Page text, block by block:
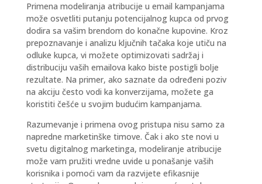
Primena modeliranja atribucije u email kampanjama
može osvetliti putanju potencijalnog kupca od prvog
dodira sa vašim brendom do konačne kupovine. Kroz
prepoznavanje i analizu ključnih tačaka koje utiču na
odluke kupca, vi možete optimizovati sadržaj i
distribuciju vaših emailova kako biste postigli bolje
rezultate. Na primer, ako saznate da određeni poziv
na akciju često vodi ka konverzijama, možete ga
koristiti češće u svojim budućim kampanjama.
Razumevanje i primena ovog pristupa nisu samo za
napredne marketinške timove. Čak i ako ste novi u
svetu digitalnog marketinga, modeliranje atribucije
može vam pružiti vredne uvide u ponašanje vaših
korisnika i pomoći vam da razvijete efikasnije